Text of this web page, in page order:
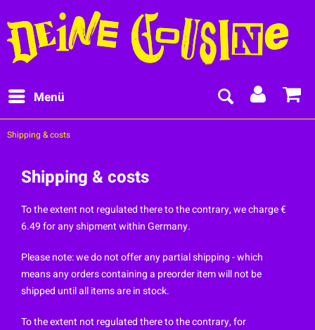
Menü
Shipping & costs
Shipping & costs
To the extent not regulated there to the contrary, we charge €
6.49 for any shipment within Germany.
Please note: we do not offer any partial shipping - which
means any orders containing a preorder item will not be
shipped until all items are in stock.
To the extent not regulated there to the contrary, for